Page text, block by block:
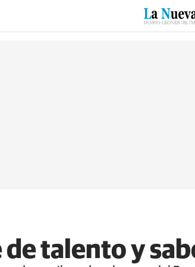
BIERZO SUCESOS CULTURAS
de talento y